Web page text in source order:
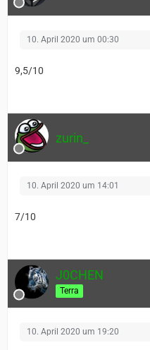
10. April 2020 um 00:30
9,5/10
zurin_
10. April 2020 um 14:01
7/10
J0CHEN
Terra
10. April 2020 um 19:20